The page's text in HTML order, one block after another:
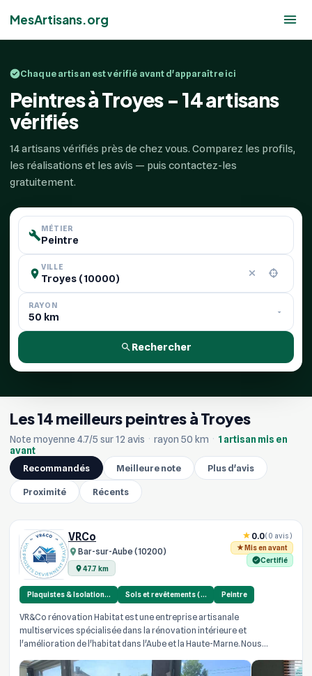
MesArtisans.org
Chaque artisan est vérifié avant d'apparaître ici
Peintres à Troyes - 14 artisans
vérifiés
14 artisans vérifiés près de chez vous. Comparez les profils,
les réalisations et les avis — puis contactez-les
gratuitement.
MÉTIER
VILLE
RAYON
Rechercher
Les 14 meilleurs peintres à Troyes
Note moyenne 4.7/5 sur 12 avis · rayon 50 km · 1 artisan mis en
avant
Recommandés
Meilleure note Plus d'avis
Proximité Récents
VRCo
Bar-sur-Aube (10200)
47.7 km
0.0(0 avis)
Mis en avant
Certifié
Plaquistes & Isolation… Sols et revêtements (… Peintre
VR&Co rénovation Habitat est une entreprise artisanale
multiservices spécialisée dans la rénovation intérieure et
l'amélioration de l'habitat dans l'Aube et la Haute-Marne. Nous